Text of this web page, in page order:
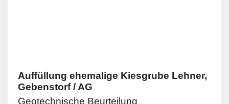
Auffüllung ehemalige Kiesgrube Lehner,
Gebenstorf / AG
Geotechnische Beurteilung